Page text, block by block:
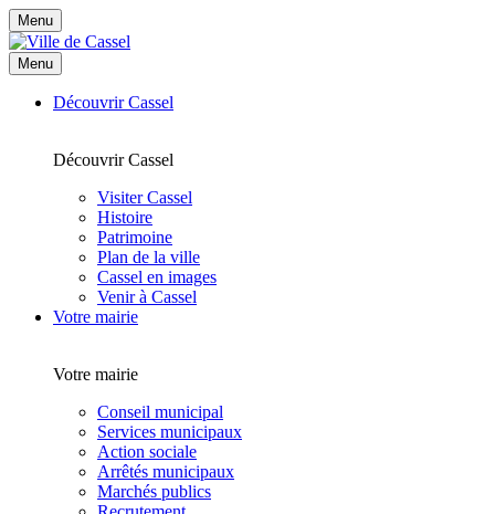
Menu
Menu
Découvrir Cassel
Découvrir Cassel
Visiter Cassel
Histoire
Patrimoine
Plan de la ville
Cassel en images
Venir à Cassel
Votre mairie
Votre mairie
Conseil municipal
Services municipaux
Action sociale
Arrêtés municipaux
Marchés publics